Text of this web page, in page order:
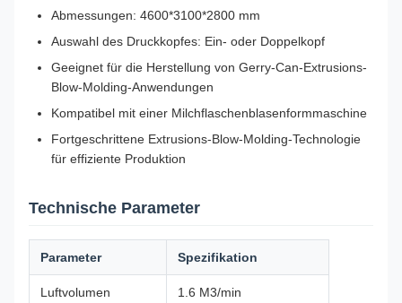
Abmessungen: 4600*3100*2800 mm
Auswahl des Druckkopfes: Ein- oder Doppelkopf
Geeignet für die Herstellung von Gerry-Can-Extrusions-
Blow-Molding-Anwendungen
Kompatibel mit einer Milchflaschenblasenformmaschine
Fortgeschrittene Extrusions-Blow-Molding-Technologie
für effiziente Produktion
Technische Parameter
Parameter Spezifikation
Luftvolumen 1.6 M3/min